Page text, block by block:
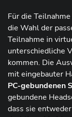
Für die
die Wahl der
Teilnahme in
unterschiedliche
kommen. Die
mit eingebauter
PC-gebundenen
gebundene
dass sie entweder